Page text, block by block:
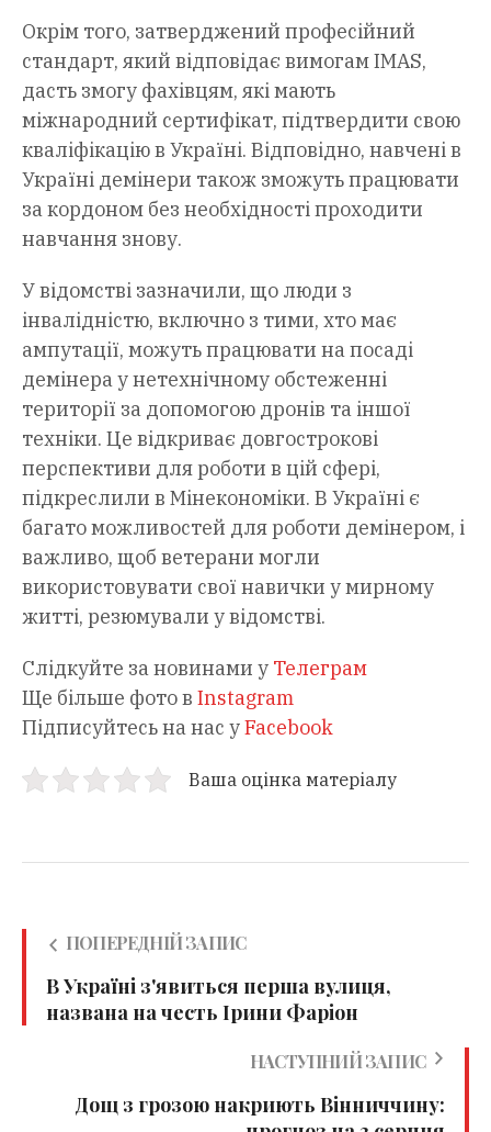
Окрім того, затверджений професійний
стандарт, який відповідає вимогам IMAS,
дасть змогу фахівцям, які мають
міжнародний сертифікат, підтвердити свою
кваліфікацію в Україні. Відповідно, навчені в
Україні демінери також зможуть працювати
за кордоном без необхідності проходити
навчання знову.
У відомстві зазначили, що люди з
інвалідністю, включно з тими, хто має
ампутації, можуть працювати на посаді
демінера у нетехнічному обстеженні
території за допомогою дронів та іншої
техніки. Це відкриває довгострокові
перспективи для роботи в цій сфері,
підкреслили в Мінекономіки. В Україні є
багато можливостей для роботи демінером, і
важливо, щоб ветерани могли
використовувати свої навички у мирному
житті, резюмували у відомстві.
Слідкуйте за новинами у Телеграм
Ще більше фото в Instagram
Підписуйтесь на нас уFacebook
Ваша оцінка матеріалу
ПОПЕРЕДНІЙ ЗАПИС
В Україні з'явиться перша вулиця,
названа на честь Ірини Фаріон
НАСТУПНИЙ ЗАПИС
Дощ з грозою накриють Вінниччину: